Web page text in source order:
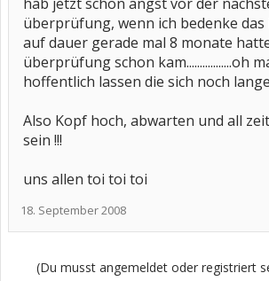
überprüfung, wenn ich bedenke das
auf dauer gerade mal 8 monate
überprüfung schon kam.................oh
hoffentlich lassen die sich noch
Also Kopf hoch, abwarten und all
sein !!!
uns allen toi toi toi
18. September 2008
(Du musst angemeldet oder registriert